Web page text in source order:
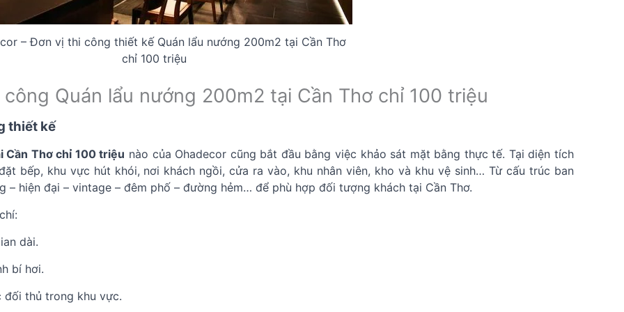
– Đơn vị thi công thiết kế Quán lẩu nướng 200m2 tại Cần Thơ
chỉ 100 triệu
Quán lẩu nướng 200m2 tại Cần Thơ chỉ 100 triệu
thiết kế
Thơ chỉ 100 triệu nào của Ohadecor cũng bắt đầu bằng việc khảo sát mặt bằng thực tế. Tại diện tích
bếp, khu vực hút khói, nơi khách ngồi, cửa ra vào, khu nhân viên, kho và khu vệ sinh… Từ cấu trúc ban
hiện đại – vintage – đêm phố – đường hẻm… để phù hợp đối tượng khách tại Cần Thơ.
dài.
bí hơi.
đối thủ trong khu vực.